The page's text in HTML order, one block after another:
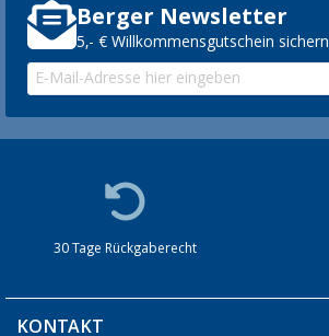
Berger Newsletter
5,- € Willkommensgutschein sichern
30 Tage Rückgaberecht
KONTAKT